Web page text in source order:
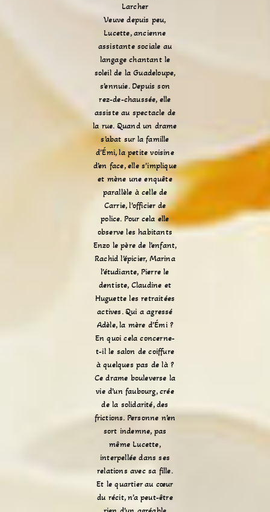
Larcher
Veuve depuis peu,
Lucette, ancienne
assistante sociale au
langage chantant le
soleil de la Guadeloupe,
s’ennuie. Depuis son
rez-de-chaussée, elle
assiste au spectacle de
la rue. Quand un drame
s’abat sur la famille
d’Émi, la petite voisine
d’en face, elle s’implique
et mène une enquête
parallèle à celle de
Carrie, l’officier de
police. Pour cela elle
observe les habitants
Enzo le père de l’enfant,
Rachid l’épicier, Marina
l’étudiante, Pierre le
dentiste, Claudine et
Huguette les retraitées
actives. Qui a agressé
Adèle, la mère d’Émi ?
En quoi cela concerne-
t-il le salon de coiffure
à quelques pas de là ?
Ce drame bouleverse la
vie d’un faubourg, crée
de la solidarité, des
frictions. Personne n’en
sort indemne, pas
même Lucette,
interpellée dans ses
relations avec sa fille.
Et le quartier au cœur
du récit, n’a peut-être